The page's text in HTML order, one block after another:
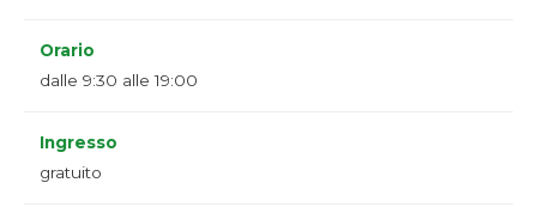
Orario
dalle 9:30 alle 19:00
Ingresso
gratuito